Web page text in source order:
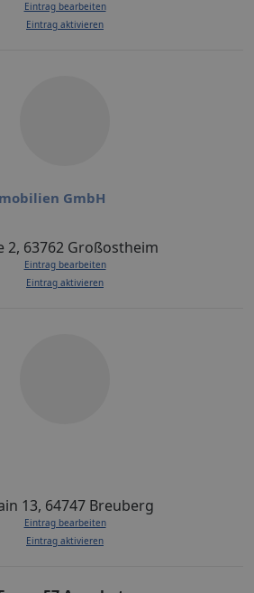
Eintrag bearbeiten
Eintrag aktivieren
GmbH
2, 63762 Großostheim
Eintrag bearbeiten
Eintrag aktivieren
13, 64747 Breuberg
Eintrag bearbeiten
Eintrag aktivieren